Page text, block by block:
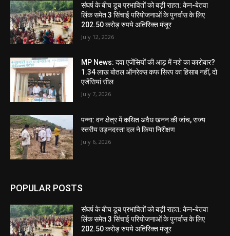
संघर्ष के बीच डूब प्रभावितों को बड़ी राहत: केन-बेतवा
लिंक समेत 3 सिंचाई परियोजनाओं के पुनर्वास के लिए
202.50 करोड़ रुपये अतिरिक्त मंजूर
July 12, 2026
MP News: दवा एजेंसियों की आड़ में नशे का कारोबार?
1.34 लाख बोतल ऑनरेक्स कफ सिरप का हिसाब नहीं, दो
एजेंसियां सील
July 7, 2026
पन्ना: वन क्षेत्र में कथित अवैध खनन की जांच, राज्य
स्तरीय उड़नदस्ता दल ने किया निरीक्षण
July 6, 2026
POPULAR POSTS
संघर्ष के बीच डूब प्रभावितों को बड़ी राहत: केन-बेतवा
लिंक समेत 3 सिंचाई परियोजनाओं के पुनर्वास के लिए
202.50 करोड़ रुपये अतिरिक्त मंजूर